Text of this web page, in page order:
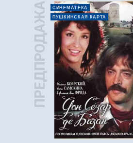
ПРЕДПРОДАЖА
СИНЕМАТЕКА
ПУШКИНСКАЯ КАРТА